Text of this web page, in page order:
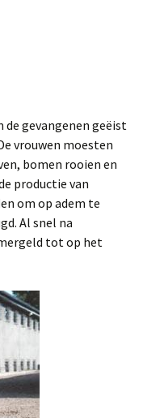
de gevangenen geëist
vrouwen moesten
bomen rooien en
productie van
om op adem te
Al snel na
tot op het